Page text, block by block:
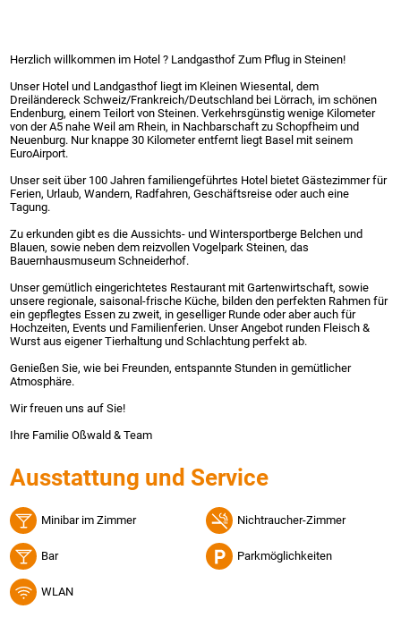
Ausstattung und Service
Minibar im Zimmer Nichtraucher-Zimmer
Bar Parkmöglichkeiten
WLAN
Herzlich willkommen im Hotel ? Landgasthof Zum Pflug in Steinen!
Unser Hotel und Landgasthof liegt im Kleinen Wiesental, dem
Dreiländereck Schweiz/Frankreich/Deutschland bei Lörrach, im schönen
Endenburg, einem Teilort von Steinen. Verkehrsgünstig wenige Kilometer
von der A5 nahe Weil am Rhein, in Nachbarschaft zu Schopfheim und
Neuenburg. Nur knappe 30 Kilometer entfernt liegt Basel mit seinem
EuroAirport.
Unser seit über 100 Jahren familiengeführtes Hotel bietet Gästezimmer für
Ferien, Urlaub, Wandern, Radfahren, Geschäftsreise oder auch eine
Tagung.
Zu erkunden gibt es die Aussichts- und Wintersportberge Belchen und
Blauen, sowie neben dem reizvollen Vogelpark Steinen, das
Bauernhausmuseum Schneiderhof.
Unser gemütlich eingerichtetes Restaurant mit Gartenwirtschaft, sowie
unsere regionale, saisonal-frische Küche, bilden den perfekten Rahmen für
ein gepflegtes Essen zu zweit, in geselliger Runde oder aber auch für
Hochzeiten, Events und Familienferien. Unser Angebot runden Fleisch &
Wurst aus eigener Tierhaltung und Schlachtung perfekt ab.
Genießen Sie, wie bei Freunden, entspannte Stunden in gemütlicher
Atmosphäre.
Wir freuen uns auf Sie!
Ihre Familie Oßwald & Team